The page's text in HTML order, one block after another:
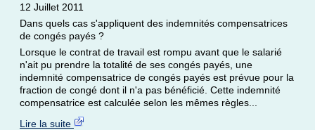
12 Juillet 2011
Dans quels cas s'appliquent des indemnités compensatrices
de congés payés ?
Lorsque le contrat de travail est rompu avant que le salarié
n'ait pu prendre la totalité de ses congés payés, une
indemnité compensatrice de congés payés est prévue pour la
fraction de congé dont il n'a pas bénéficié. Cette indemnité
compensatrice est calculée selon les mêmes règles...
Lire la suite